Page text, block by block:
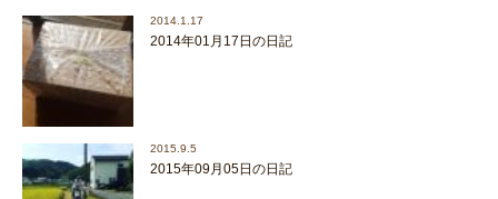
2014.1.17
2014年01月17日の日記
2015.9.5
2015年09月05日の日記